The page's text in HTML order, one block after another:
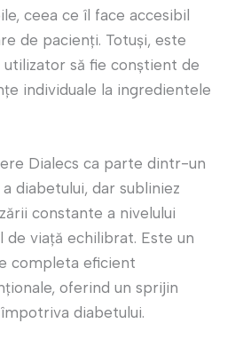
ceea ce îl face accesibil
de pacienți. Totuși, este
să fie conștient de
individuale la ingredientele
Dialecs ca parte dintr-un
diabetului, dar subliniez
constante a nivelului
de viață echilibrat. Este un
completa eficient
oferind un sprijin
diabetului.